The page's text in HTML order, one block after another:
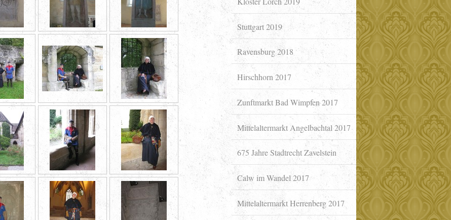
Stuttgart 2019
Ravensburg 2018
Hirschhorn 2017
Zunftmarkt Bad Wimpfen 2017
Mittelaltermarkt Angelbachtal 2017
675 Jahre Stadtrecht Zavelstein
Calw im Wandel 2017
Mittelaltermarkt Herrenberg 2017